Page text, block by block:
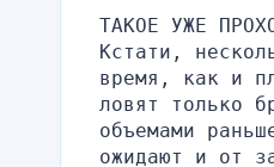
ТАКОЕ УЖЕ
Кстати,
время, как и
ловят только
объемами
ожидают и от